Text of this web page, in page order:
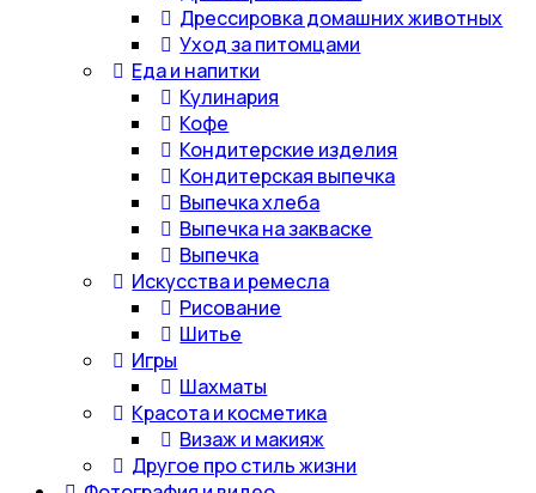
Дрессировка домашних животных
Уход за питомцами
Еда и напитки
Кулинария
Кофе
Кондитерские изделия
Кондитерская выпечка
Выпечка хлеба
Выпечка на закваске
Выпечка
Искусства и ремесла
Рисование
Шитье
Игры
Шахматы
Красота и косметика
Визаж и макияж
Другое про стиль жизни